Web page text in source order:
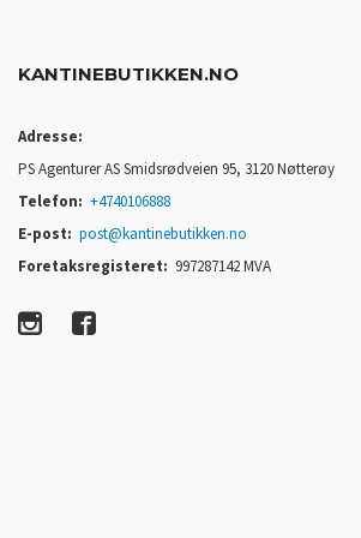
KANTINEBUTIKKEN.NO
Adresse:
PS Agenturer AS Smidsrødveien 95, 3120 Nøtterøy
Telefon: +4740106888
E-post: post@kantinebutikken.no
Foretaksregisteret: 997287142 MVA